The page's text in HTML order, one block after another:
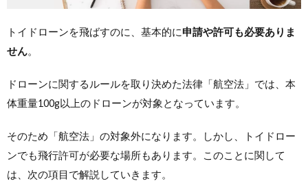
トイドローンを飛ばすのに、基本的に申請や許可も必要ありま
せん。
ドローンに関するルールを取り決めた法律「航空法」では、本
体重量100g以上のドローンが対象となっています。
そのため「航空法」の対象外になります。しかし、トイドロー
ンでも飛行許可が必要な場所もあります。このことに関して
は、次の項目で解説していきます。